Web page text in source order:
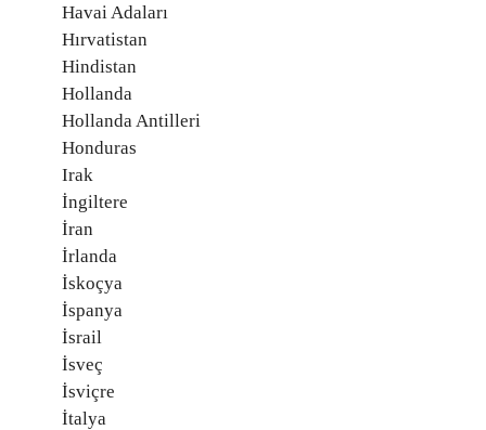
Havai Adaları
Hırvatistan
Hindistan
Hollanda
Hollanda Antilleri
Honduras
Irak
İngiltere
İran
İrlanda
İskoçya
İspanya
İsrail
İsveç
İsviçre
İtalya